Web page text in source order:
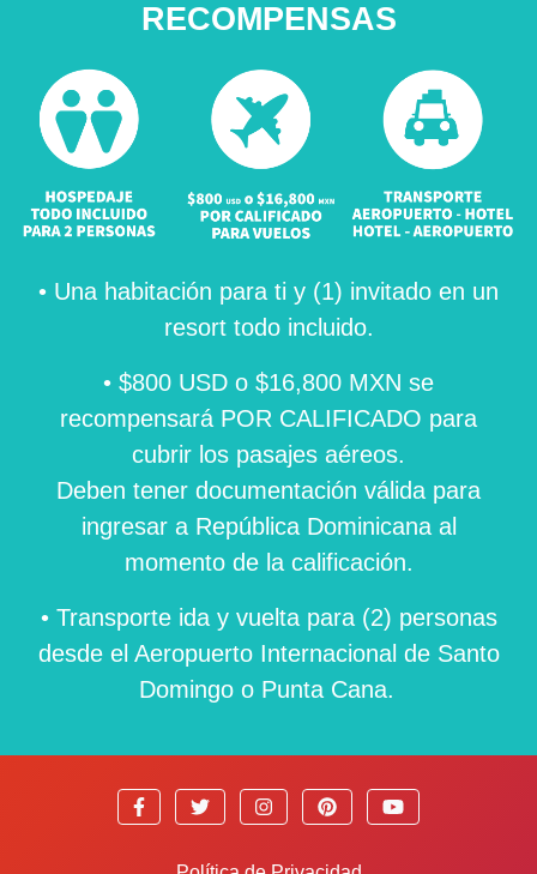
RECOMPENSAS
• Una habitación para ti y (1) invitado en un
resort todo incluido.
• $800 USD o $16,800 MXN se
recompensará POR CALIFICADO para
cubrir los pasajes aéreos.
Deben tener documentación válida para
ingresar a República Dominicana al
momento de la calificación.
• Transporte ida y vuelta para (2) personas
desde el Aeropuerto Internacional de Santo
Domingo o Punta Cana.